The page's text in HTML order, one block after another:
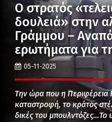
Ο στρατός
δουλειά» στην
Γράμμου –
ερωτήματα για
05-11-2025
Την ώρα που η Περιφέρεια
καταστροφή, το κράτος
δικές του μπουλντόζες…Το